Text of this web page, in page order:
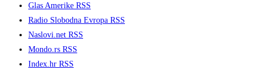
Glas Amerike RSS
Radio Slobodna Evropa RSS
Naslovi.net RSS
Mondo.rs RSS
Index.hr RSS